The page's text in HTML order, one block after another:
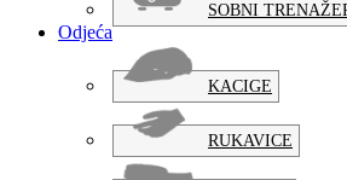
SOBNI
Odjeća
KACIGE
RUKAVICE